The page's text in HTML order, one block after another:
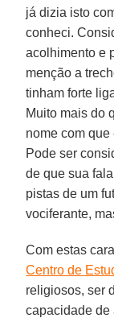
já dizia isto
conheci.
acolhimento e
menção a
tinham forte
Muito mais do
nome com
Pode ser
de que sua
pistas de um
vociferante,
Com estas
Centro de
religiosos, ser
capacidade de